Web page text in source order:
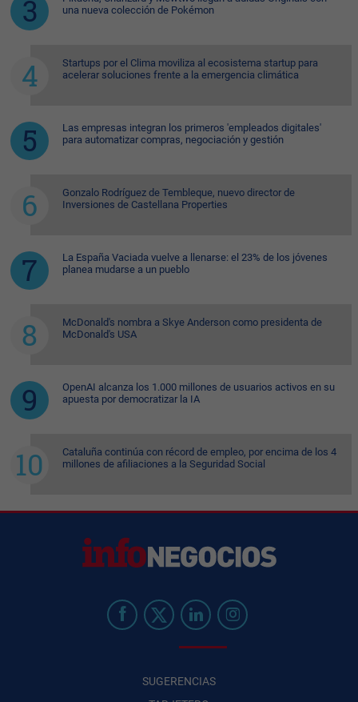
una nueva colección de Pokémon
Startups por el Clima moviliza al ecosistema startup para
acelerar soluciones frente a la emergencia climática
Las empresas integran los primeros 'empleados digitales'
para automatizar compras, negociación y gestión
Gonzalo Rodríguez de Tembleque, nuevo director de
Inversiones de Castellana Properties
La España Vaciada vuelve a llenarse: el 23% de los jóvenes
planea mudarse a un pueblo
McDonald's nombra a Skye Anderson como presidenta de
McDonald's USA
OpenAI alcanza los 1.000 millones de usuarios activos en su
apuesta por democratizar la IA
Cataluña continúa con récord de empleo, por encima de los 4
millones de afiliaciones a la Seguridad Social
SUGERENCIAS